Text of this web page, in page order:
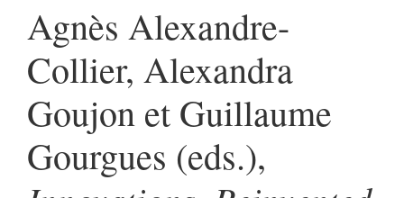
Agnès Alexandre-
Collier, Alexandra
Goujon et Guillaume
Gourgues (eds.),